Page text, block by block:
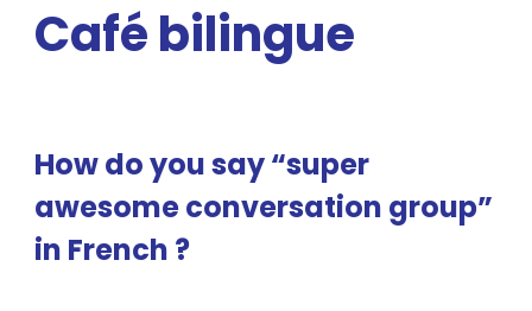
Café bilingue
How do you say “super
awesome conversation group”
in French ?